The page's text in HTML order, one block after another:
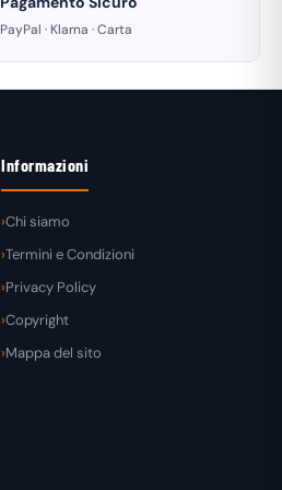
PayPal · Klarna · Carta
Informazioni
Chi siamo
Termini e Condizioni
Privacy Policy
Copyright
Mappa del sito